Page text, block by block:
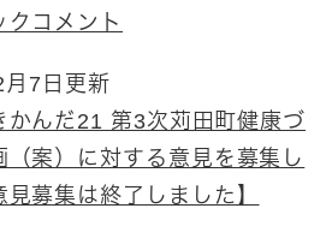
クコメント
7日更新
かんだ21 第3次苅田町健康づ
（案）に対する意見を募集し
見募集は終了しました】